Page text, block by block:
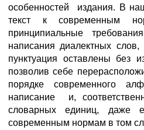
особенностей издания. В
текст к современным
принципиальные
написания диалектных слов,
пунктуация оставлены без
позволив себе
порядке современного
написание и,
словарных единиц, даже
современным нормам в том